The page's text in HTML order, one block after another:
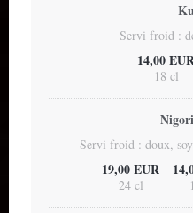
Servi froid :
14,00
18 cl
Servi froid : doux,
19,00 EUR
24 cl